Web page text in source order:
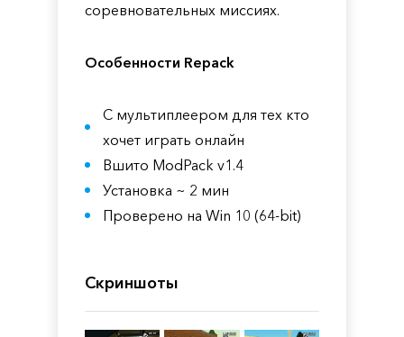
соревновательных миссиях.
Особенности Repack
С мультиплеером для тех кто
хочет играть онлайн
Вшито ModPack v1.4
Установка ~ 2 мин
Проверено на Win 10 (64-bit)
Скриншоты